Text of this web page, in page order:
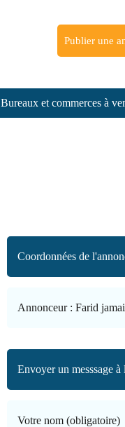
Publier une
Bureaux et commerces à
Coordonnées de
Annonceur : Farid jamai
Envoyer un messsage à
Votre nom (obligatoire)